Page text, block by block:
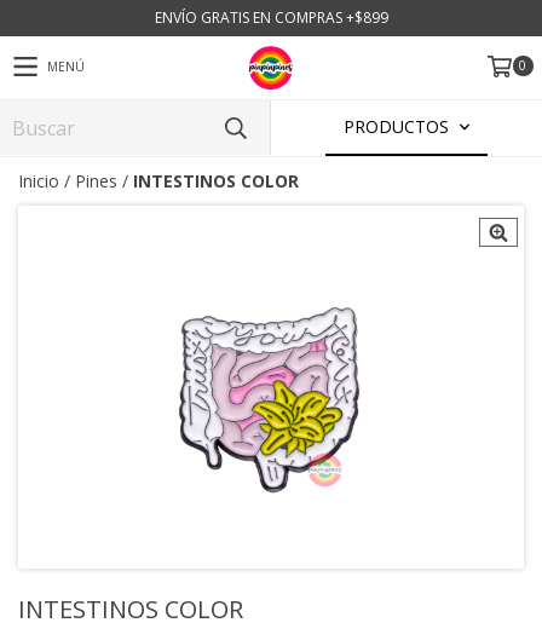
ENVÍO GRATIS EN COMPRAS +$899
MENÚ 0
PRODUCTOS
Inicio / Pines / INTESTINOS COLOR
INTESTINOS COLOR